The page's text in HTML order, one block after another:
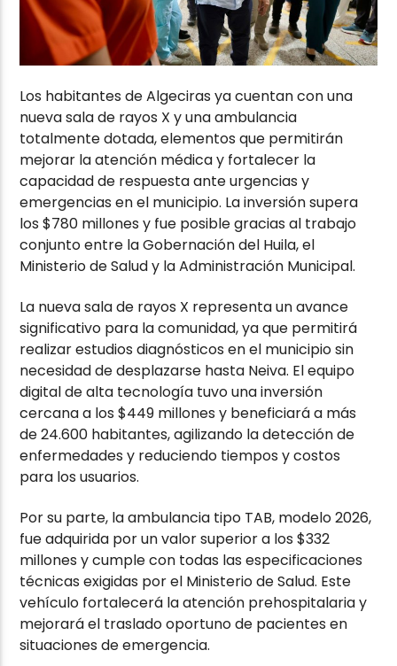
Los habitantes de Algeciras ya cuentan con una
nueva sala de rayos X y una ambulancia
totalmente dotada, elementos que permitirán
mejorar la atención médica y fortalecer la
capacidad de respuesta ante urgencias y
emergencias en el municipio. La inversión supera
los $780 millones y fue posible gracias al trabajo
conjunto entre la Gobernación del Huila, el
Ministerio de Salud y la Administración Municipal.
La nueva sala de rayos X representa un avance
significativo para la comunidad, ya que permitirá
realizar estudios diagnósticos en el municipio sin
necesidad de desplazarse hasta Neiva. El equipo
digital de alta tecnología tuvo una inversión
cercana a los $449 millones y beneficiará a más
de 24.600 habitantes, agilizando la detección de
enfermedades y reduciendo tiempos y costos
para los usuarios.
Por su parte, la ambulancia tipo TAB, modelo 2026,
fue adquirida por un valor superior a los $332
millones y cumple con todas las especificaciones
técnicas exigidas por el Ministerio de Salud. Este
vehículo fortalecerá la atención prehospitalaria y
mejorará el traslado oportuno de pacientes en
situaciones de emergencia.